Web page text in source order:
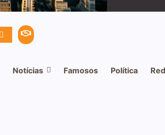
Notícias Famosos Política